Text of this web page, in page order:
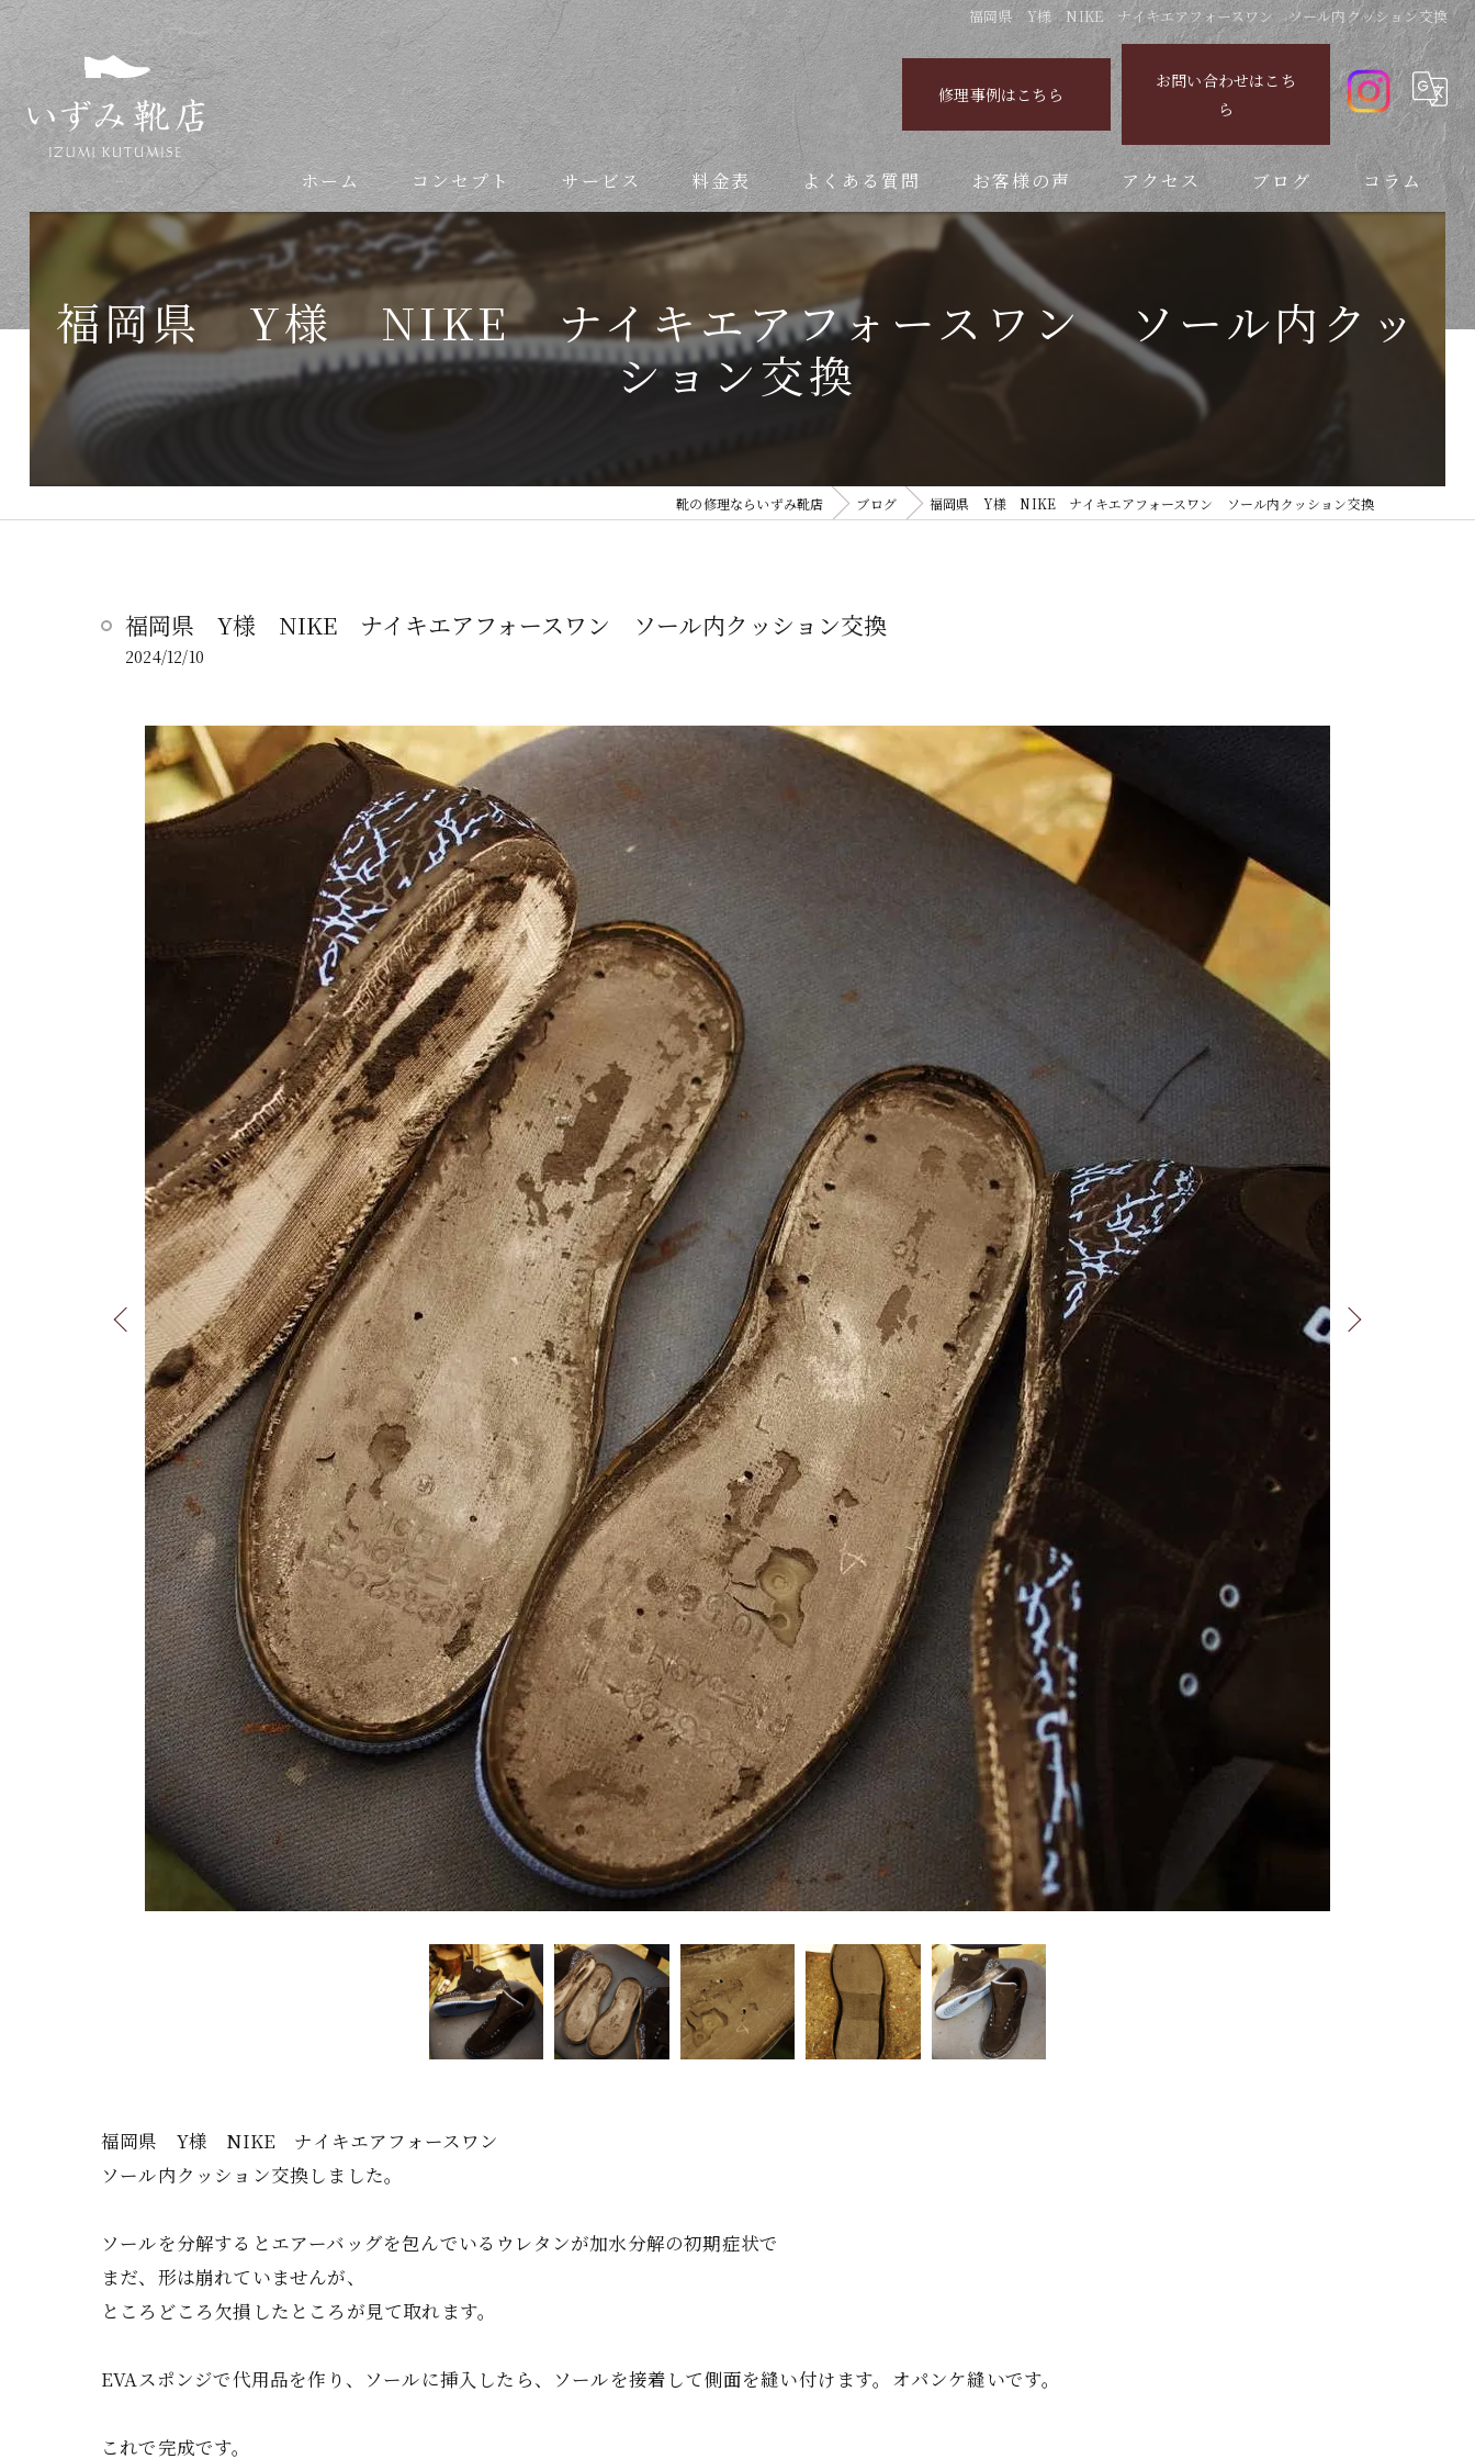
福岡県 Y様 NIKE ナイキエアフォースワン ソール内クッション交換
修理事例はこちら
お問い合わせはこち
ら
ホーム コンセプト
依頼の流れ
サービス 料金表 よくある質問 お客様の声 アクセス ブログ コラム
福岡県 Y様 NIKE ナイキエアフォースワン ソール内クッ
ション交換
靴の修理ならいずみ靴店 ブログ 福岡県 Y様 NIKE ナイキエアフォースワン ソール内クッション交換
福岡県 Y様 NIKE ナイキエアフォースワン ソール内クッション交換
2024/12/10
福岡県 Y様 NIKE ナイキエアフォースワン
ソール内クッション交換しました。
ソールを分解するとエアーバッグを包んでいるウレタンが加水分解の初期症状で
まだ、形は崩れていませんが、
ところどころ欠損したところが見て取れます。
EVAスポンジで代用品を作り、ソールに挿入したら、ソールを接着して側面を縫い付けます。オパンケ縫いです。
これで完成です。